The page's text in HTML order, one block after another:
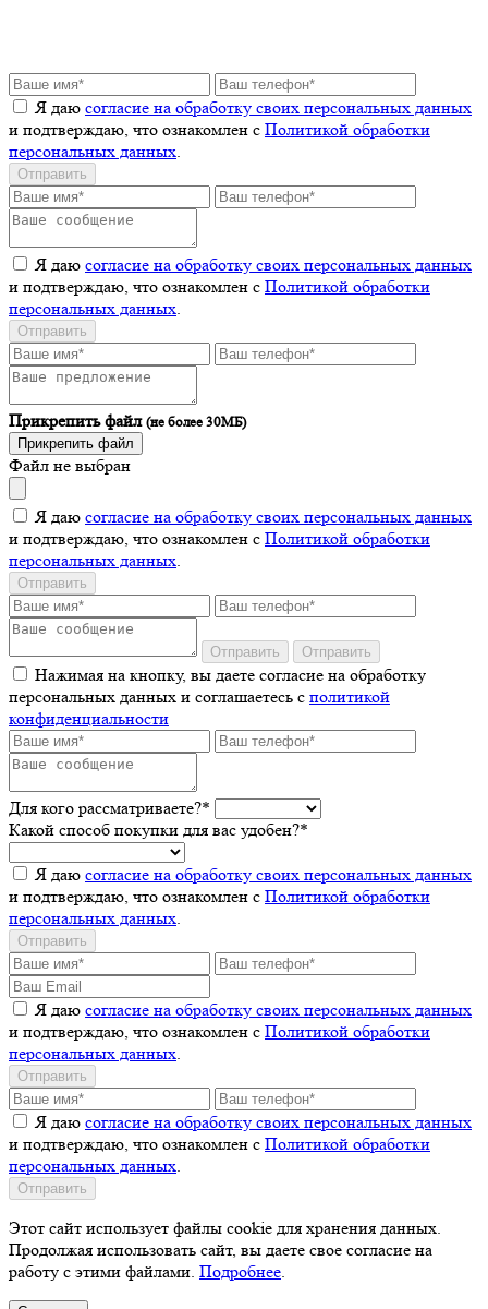
Я даю согласие на обработку своих персональных данных
и подтверждаю, что ознакомлен с Политикой обработки
персональных данных
Отправить
Я даю согласие на обработку своих персональных данных
и подтверждаю, что ознакомлен с Политикой обработки
персональных данных
Отправить
Прикрепить файл (не более 30МБ)
Прикрепить файл
Файл не выбран
Я даю согласие на обработку своих персональных данных
и подтверждаю, что ознакомлен с Политикой обработки
персональных данных
Отправить
Отправить Отправить
Нажимая на кнопку, вы даете согласие на обработку
персональных данных и соглашаетесь c политикой
конфиденциальности
Для кого рассматриваете?*
Какой способ покупки для вас удобен?*
Я даю согласие на обработку своих персональных данных
и подтверждаю, что ознакомлен с Политикой обработки
персональных данных
Отправить
Я даю согласие на обработку своих персональных данных
и подтверждаю, что ознакомлен с Политикой обработки
персональных данных
Отправить
Я даю согласие на обработку своих персональных данных
и подтверждаю, что ознакомлен с Политикой обработки
персональных данных
Отправить
Этот сайт использует файлы cookie для хранения данных.
Продолжая использовать сайт, вы даете свое согласие на
работу с этими файлами. Подробнее